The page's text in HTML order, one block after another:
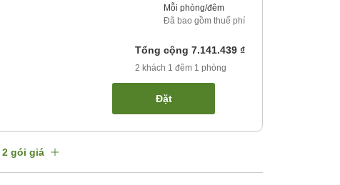
Mỗi phòng/đêm
Đã bao gồm thuế phí
Tổng cộng 7.141.439 ₫
2 khách 1 đêm 1 phòng
Đặt
2 gói giá